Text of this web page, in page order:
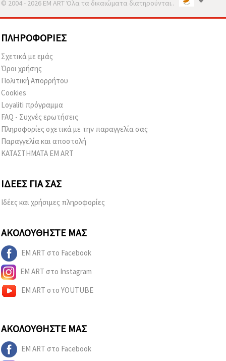
αναλύσεις
μάρκετινγκ.
να
συμφωνήσετε
να
χρησιμοποιήσετε
cookies
κάνοντας
κλικ στον
ιστότοπο!
Ή
καθορίστε
τις
προτιμήσεις
το
τύπο
cookies και
κουμπί
ιστότοπο!
Ρυθμίσεις
© 2004 - 2026 EM ART Όλα τα δικαιώματα διατηρούνται..
ΠΛΗΡΟΦΟΡΊΕΣ
Σχετικά με εμάς
Όροι χρήσης
Πολιτική Απορρήτου
Cookies
Loyaliti πρόγραμμα
FAQ - Συχνές ερωτήσεις
Πληροφορίες σχετικά με την παραγγελία σας
Παραγγελία και αποστολή
ΚΑΤΑΣΤΗΜΑΤΑ EM ART
ΙΔΈΕΣ ΓΙΑ ΣΑΣ
Ιδέες και χρήσιμες πληροφορίες
ΑΚΟΛΟΥΘΉΣΤΕ ΜΑΣ
EM ART στο Facebook
EM ART στο Instagram
EM ART στο YOUTUBE
ΑΚΟΛΟΥΘΉΣΤΕ ΜΑΣ
EM ART στο Facebook